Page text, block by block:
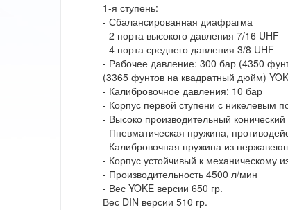
1-я ступень:
- Сбалансированная диафрагма
- 2 порта высокого давления 7/16 UHF
- 4 порта среднего давления 3/8 UHF
- Рабочее давление: 300 бар (4350
(3365 фунтов на квадратный дюйм)
- Калибровочное давления: 10 бар
- Корпус первой ступени с никелевым
- Высоко производительный
- Пневматическая пружина,
- Калибровочная пружина из
- Корпус устойчивый к механическому
- Производительность 4500 л/мин
- Вес YOKE версии 650 гр.
Вес DIN версии 510 гр.